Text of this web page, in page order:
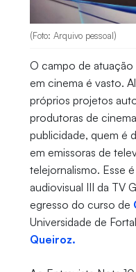
(Foto: Arquivo pessoal)
O campo de atuação
em cinema é vasto.
próprios projetos
produtoras de
publicidade, quem é
em emissoras de
telejornalismo. Esse
audiovisual III da TV
egresso do curso de
Universidade de
Queiroz.